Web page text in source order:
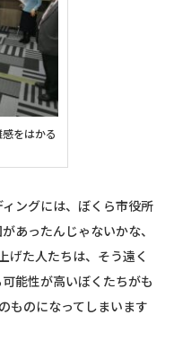
をはかる
ィングには、ぼくら市役所
あったんじゃないかな、
げた人たちは、そう遠く
能性が高いぼくたちがも
ものになってしまいます